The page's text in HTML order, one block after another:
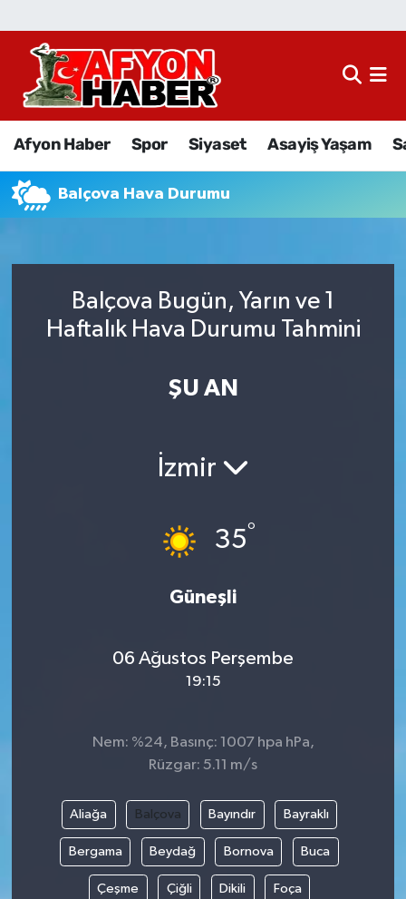
Afyon Haber Spor Siyaset Asayiş Yaşam
Balçova Hava Durumu
Balçova Bugün, Yarın ve 1
Haftalık Hava Durumu Tahmini
ŞU AN
İzmir
35°
Güneşli
06 Ağustos Perşembe
19:15
Nem: %24, Basınç: 1007 hpa hPa,
Rüzgar: 5.11 m/s
Aliağa Balçova Bayındır Bayraklı
Bergama Beydağ Bornova Buca
Çeşme Çiğli Dikili Foça
Afyon Haber
Asayiş Yaşam
Eğitim